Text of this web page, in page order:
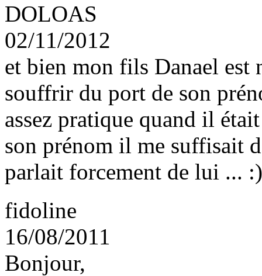
DOLOAS
02/11/2012
et bien mon fils Danael est
souffrir du port de son
assez pratique quand il
son prénom il me suffisait
parlait forcement de lui ... :)
fidoline
16/08/2011
Bonjour,